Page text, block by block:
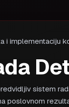
implementaciju
sistem
poslovnom